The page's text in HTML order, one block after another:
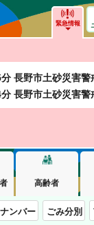
緊急情報
長野市土砂災害警
長野市土砂災害警
高齢者
ンバー ごみ分別